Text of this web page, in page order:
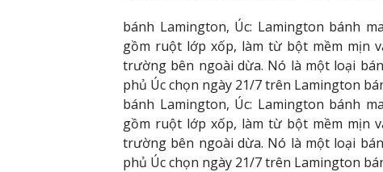
bánh Lamington, Úc: Lamington bánh
gồm ruột lớp xốp, làm từ bột mềm mịn
trường bên ngoài dừa. Nó là một loại
phủ Úc chọn ngày 21/7 trên Lamington
bánh Lamington, Úc: Lamington bánh
gồm ruột lớp xốp, làm từ bột mềm mịn
trường bên ngoài dừa. Nó là một loại
phủ Úc chọn ngày 21/7 trên Lamington